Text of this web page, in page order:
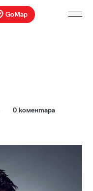
GoMap
0 коментара